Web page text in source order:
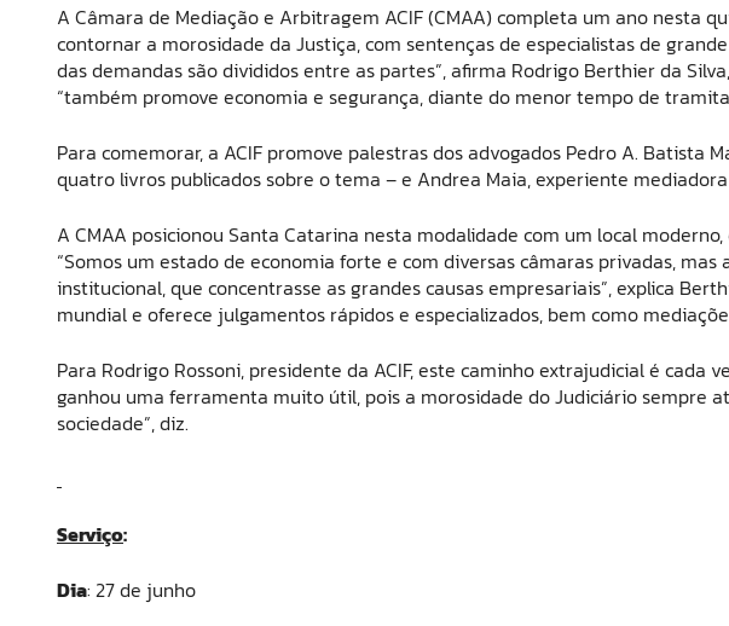
A Câmara de Mediação e Arbitragem ACIF (CMAA) completa um ano nesta
contornar a morosidade da Justiça, com sentenças de especialistas de
das demandas são divididos entre as partes”, afirma Rodrigo Berthier da
“também promove economia e segurança, diante do menor tempo de
Para comemorar, a ACIF promove palestras dos advogados Pedro A. Batista
quatro livros publicados sobre o tema – e Andrea Maia, experiente
A CMAA posicionou Santa Catarina nesta modalidade com um local
“Somos um estado de economia forte e com diversas câmaras privadas,
institucional, que concentrasse as grandes causas empresariais”, explica
mundial e oferece julgamentos rápidos e especializados, bem como
Para Rodrigo Rossoni, presidente da ACIF, este caminho extrajudicial é cada
ganhou uma ferramenta muito útil, pois a morosidade do Judiciário sempre
sociedade”, diz.
Serviço:
Dia: 27 de junho